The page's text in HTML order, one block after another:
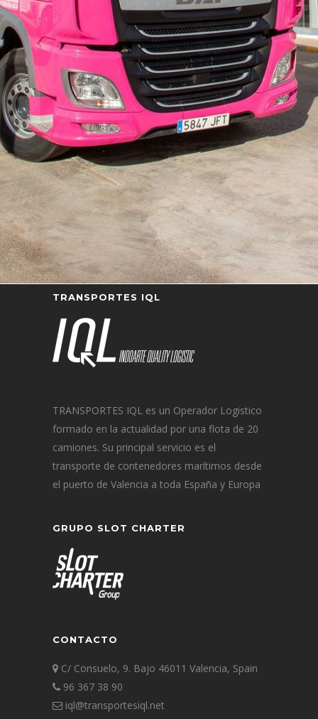
Transporte terrestre de mercancías
TRANSPORTES IQL
TRANSPORTES IQL es un Operador Logistico
formado en la actualidad por una flota de 20
camiones. Su principal servicio es el
transporte de contenedores marítimos desde
el puerto de Valencia a toda España y Europa
GRUPO SLOT CHARTER
CONTACTO
C/ Consuelo, 9. Bajo 46011 Valencia, Spain
96 367 38 90
iql@transportesiql.net